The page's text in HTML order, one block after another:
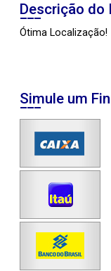
Descrição do
Ótima Localização!
Simule um